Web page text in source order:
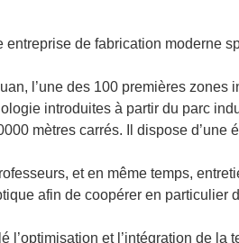
de fabrication moderne
l’une des 100 premières zones
introduites à partir du parc
mètres carrés. Il dispose d’une
et en même temps,
afin de coopérer en particulier
l’optimisation et l’intégration de la